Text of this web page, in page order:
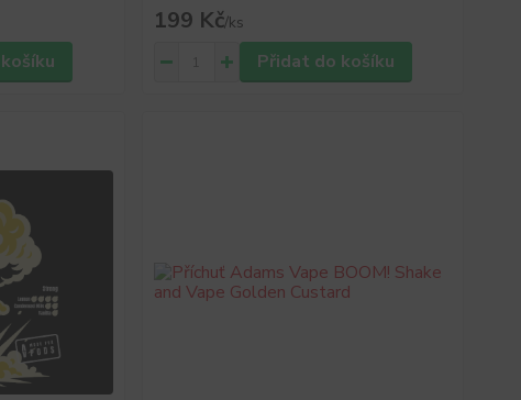
199 Kč/ks
Přidat do košíku